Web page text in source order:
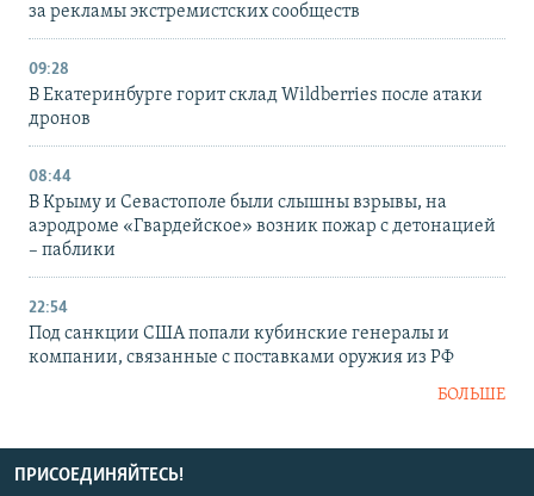
за рекламы экстремистских сообществ
09:28
В Екатеринбурге горит склад Wildberries после атаки
дронов
08:44
В Крыму и Севастополе были слышны взрывы, на
аэродроме «Гвардейское» возник пожар с детонацией
– паблики
22:54
Под санкции США попали кубинские генералы и
компании, связанные с поставками оружия из РФ
БОЛЬШЕ
ПРИСОЕДИНЯЙТЕСЬ!